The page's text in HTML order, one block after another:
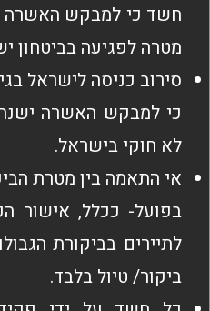
חשד כי למבקש האשרה
מטרה לפגיעה בביטחון
סירוב כניסה לישראל
כי למבקש האשרה ישנה
לא חוקי בישראל.
אי התאמה בין מטרת
בפועל- ככלל, אישור
לתיירים בביקורת
ביקור/ טיול בלבד.